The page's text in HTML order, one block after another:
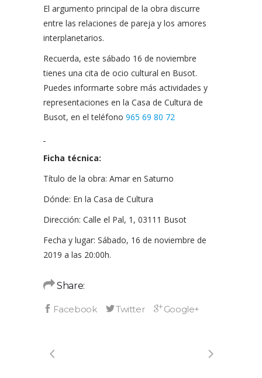
El argumento principal de la obra discurre
entre las relaciones de pareja y los amores
interplanetarios.
Recuerda, este sábado 16 de noviembre
tienes una cita de ocio cultural en Busot.
Puedes informarte sobre más actividades y
representaciones en la Casa de Cultura de
Busot, en el teléfono 965 69 80 72
Ficha técnica:
Título de la obra: Amar en Saturno
Dónde: En la Casa de Cultura
Dirección: Calle el Pal, 1, 03111 Busot
Fecha y lugar: Sábado, 16 de noviembre de
2019 a las 20:00h.
Share: